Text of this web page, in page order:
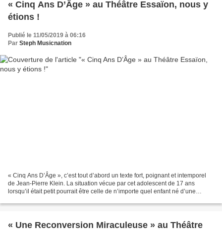
« Cinq Ans D’Âge » au Théâtre Essaïon, nous y
étions !
Publié le 11/05/2019 à 06:16
Par Steph Musicnation
« Cinq Ans D’Âge », c’est tout d’abord un texte fort, poignant et intemporel
de Jean-Pierre Klein. La situation vécue par cet adolescent de 17 ans
lorsqu’il était petit pourrait être celle de n’importe quel enfant né d’une
« Une Reconversion Miraculeuse » au Théâtre